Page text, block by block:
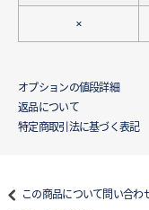
×
オプションの値段詳細
返品について
特定商取引法に基づく表記
この商品について問い合わ